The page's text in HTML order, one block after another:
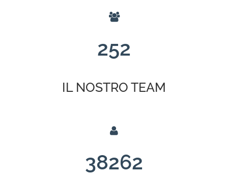
252
IL NOSTRO TEAM
38262